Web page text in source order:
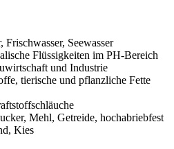
Seewasser
Flüssigkeiten im PH-Bereich
und Industrie
tierische und pflanzliche Fette
Mehl, Getreide, hochabriebfest
Kies